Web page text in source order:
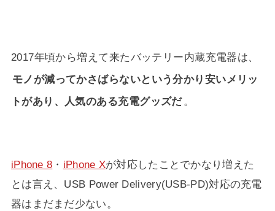
2017年頃から増えて来たバッテリー内蔵充電器は、
モノが減ってかさばらないという分かり安いメリッ
トがあり、人気のある充電グッズだ。
iPhone 8 ・ iPhone Xが対応したことでかなり増えた
とは言え、USB Power Delivery(USB-PD)対応の充電
器はまだまだ少ない。